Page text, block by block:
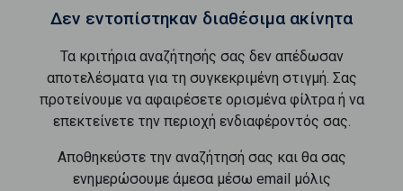
Δεν εντοπίστηκαν διαθέσιμα ακίνητα
Τα κριτήρια αναζήτησής σας δεν απέδωσαν
αποτελέσματα για τη συγκεκριμένη στιγμή. Σας
προτείνουμε να αφαιρέσετε ορισμένα φίλτρα ή να
επεκτείνετε την περιοχή ενδιαφέροντός σας.
Αποθηκεύστε την αναζήτησή σας και θα σας
ενημερώσουμε άμεσα μέσω email μόλις